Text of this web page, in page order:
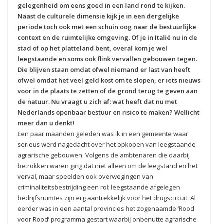
gelegenheid om eens goed in een land rond te kijken.
Naast de culturele dimensie kijk je in een dergelijke
periode toch ook met een schuin oog naar de bestuurlijke
context en de ruimtelijke omgeving. Of je in Italië nu in de
stad of op het platteland bent, overal kom je wel
leegstaande en soms ook flink vervallen gebouwen tegen.
Die blijven staan omdat ofwel niemand er last van heeft
ofwel omdat het veel geld kost om te slopen, er iets nieuws
voor in de plaats te zetten of de grond terug te geven aan
de natuur. Nu vraagt u zich af: wat heeft dat nu met
Nederlands openbaar bestuur en risico te maken? Wellicht
meer dan u denkt!
Een paar maanden geleden was ik in een gemeente waar
serieus werd nagedacht over het opkopen van leegstaande
agrarische gebouwen. Volgens de ambtenaren die daarbij
betrokken waren ging dat niet alleen om de leegstand en het
verval, maar speelden ook overwegingen van
criminaliteitsbestrijding een rol: leegstaande afgelegen
bedrijfsruimtes zijn erg aantrekkelijk voor het drugscircuit. Al
eerder was in een aantal provincies het zogenaamde ‘Rood
voor Rood’ programma gestart waarbij onbenutte agrarische